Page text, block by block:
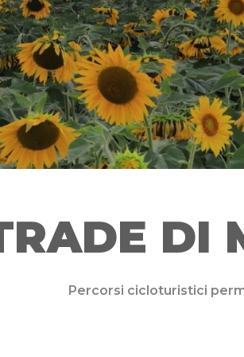
DI
Percorsi cicloturistici